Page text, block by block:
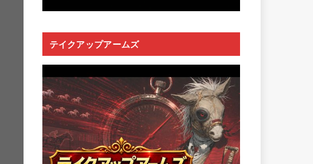
テイクアップアームズ